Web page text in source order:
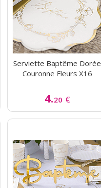
Serviette Baptême Dorée
Couronne Fleurs X16
4.20 €